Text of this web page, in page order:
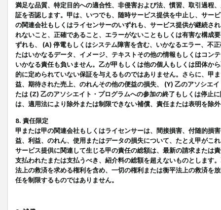
満足な品質、特定目的への適合性、非侵害および法、慣習、取引過程
証を否認します。甲は、いつでも、随時サービス提供を中止し、サー
の関連会社もしくはライセンサーのいずれも、サービス提供が継続さ
れないこと、正確であること、エラーがないこともしくは有害な構成
ずれも、 (A) 停電もしくはシステム障害を含む、いかなるエラー、不
たはいかなるデータ、イメージ、テキストその他の情報もしくはコン
いかなる責任も負いません。乙が甲もしくは他の個人もしくは団体か
的に定められていない保証を与えるものではありません。さらに、甲
益、期待された売上、のれんその他の便益の損失、 (Y) 乙のアソシエ
たは (Z) 乙のアソシエイト・プログラムへの参加の終了もしくは停止
は、適用法により除外または制限できない補償、責任または表明を除
8. 責任限定
甲または甲の関連会社もしくはライセンサーは、間接損害、付随的損
益、利益、のれん、使用またはデータの損失について、たとえ甲がこ
サービス提供に関連して生じる甲の責任の総額は、最新の請求または
支払われたまたは支払うべき、紹介料の総額を超えないものとします
法上の救済を求める権利を含め、一切の権利または衡平法上の救済を
任を制限するものではありません。